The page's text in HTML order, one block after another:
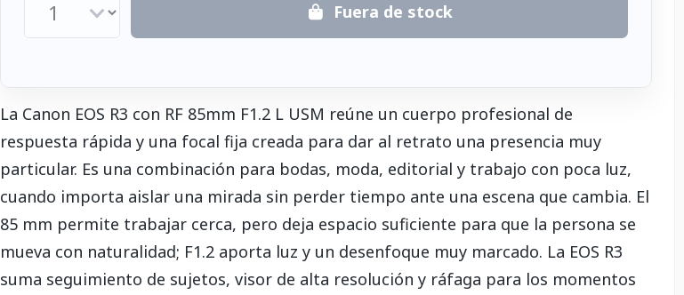
Fuera de stock
La Canon EOS R3 con RF 85mm F1.2 L USM reúne un cuerpo profesional de
respuesta rápida y una focal fija creada para dar al retrato una presencia muy
particular. Es una combinación para bodas, moda, editorial y trabajo con poca luz,
cuando importa aislar una mirada sin perder tiempo ante una escena que cambia. El
85 mm permite trabajar cerca, pero deja espacio suficiente para que la persona se
mueva con naturalidad; F1.2 aporta luz y un desenfoque muy marcado. La EOS R3
suma seguimiento de sujetos, visor de alta resolución y ráfaga para los momentos